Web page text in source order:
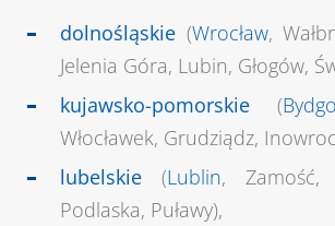
dolnośląskie (Wrocław,
Jelenia Góra, Lubin, Głogów,
kujawsko-pomorskie (
Włocławek, Grudziądz,
lubelskie (Lublin, Zamość,
Podlaska, Puławy),